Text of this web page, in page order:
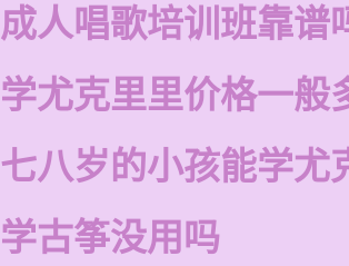
成人唱歌培训班靠谱
学尤克里里价格一般
七八岁的小孩能学尤
学古筝没用吗